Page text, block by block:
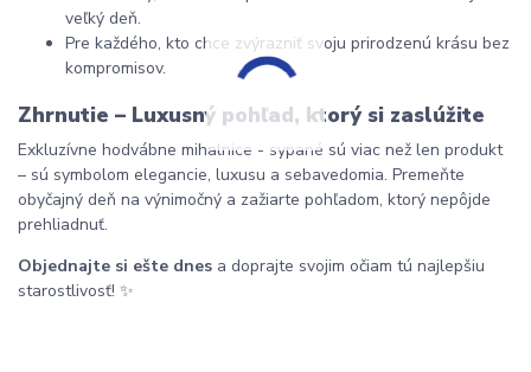
veľký deň.
Pre každého, kto chce zvýrazniť svoju prirodzenú krásu bez
kompromisov.
Zhrnutie – Luxusný pohľad, ktorý si zaslúžite
Exkluzívne hodvábne mihalnice - sypané sú viac než len produkt
– sú symbolom elegancie, luxusu a sebavedomia. Premeňte
obyčajný deň na výnimočný a zažiarte pohľadom, ktorý nepôjde
prehliadnuť.
Objednajte si ešte dnes a doprajte svojim očiam tú najlepšiu
starostlivosť! ✨